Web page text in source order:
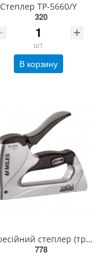
Степлер TP-5660/Y
320
шт
В корзину
Професійний степлер (трекери) TA-5696 Z
778